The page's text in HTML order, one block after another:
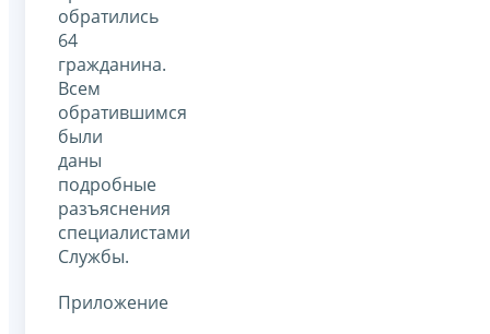
обратились
64
гражданина.
Всем
обратившимся
были
даны
подробные
разъяснения
специалистами
Службы.
Приложение